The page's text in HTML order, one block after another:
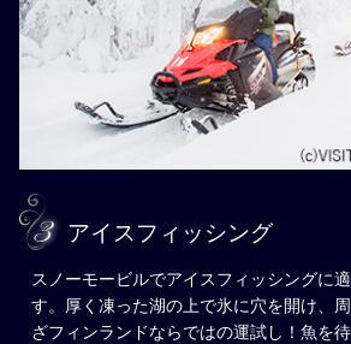
アイスフィッシング
スノーモービルでアイスフィッシングに
す。厚く凍った湖の上で氷に穴を開け、
ざフィンランドならではの運試し！魚を